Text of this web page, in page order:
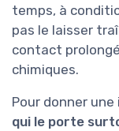
temps, à
pas le laisser
contact
chimiques.
Pour donner
qui le porte